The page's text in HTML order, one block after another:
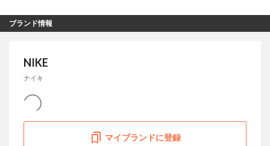
ブランド情報
NIKE
ナイキ
マイブランドに登録